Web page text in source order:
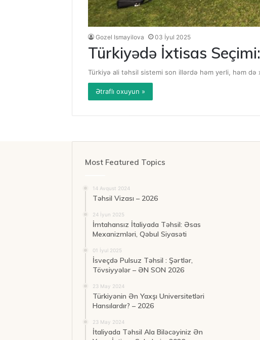
Gozel Ismayilova 03 İyul 2025
Türkiyədə İxtisas
Türkiyə ali təhsil sistemi son illərdə həm yerli, həm
Ətraflı oxuyun »
Most Featured Topics
14 Avqust 2024
Təhsil Vizası – 2026
24 İyun 2025
İmtahansız İtaliyada Təhsil: Əsas
Mexanizmləri, Qəbul Siyasəti
01 İyul 2025
İsveçdə Pulsuz Təhsil : Şərtlər,
Tövsiyyələr – ƏN SON 2026
23 May 2024
Türkiyənin Ən Yaxşı Universitetləri
Hansılardır? – 2026
23 May 2024
İtaliyada Təhsil Ala Biləcəyiniz Ən